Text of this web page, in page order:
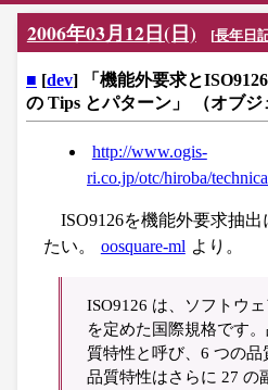
2006年03月12日(日) [長年日
■ [dev] 「機能外要求と
の Tips とパターン」 （オブジ
http://www.ogis-
ri.co.jp/otc/hiroba/
ISO9126を機能外要求抽
たい。
oosquare-ml より。
ISO9126 は、ソフトウ
を定めた国際規格です
質特性と呼び、6 つの品
品質特性はさらに 27 の